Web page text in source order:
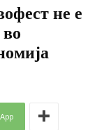
не е